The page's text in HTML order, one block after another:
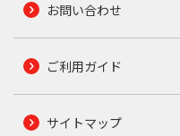
お問い合わせ
ご利用ガイド
サイトマップ